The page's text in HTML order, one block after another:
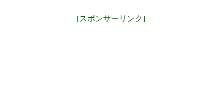
[スポンサーリンク]